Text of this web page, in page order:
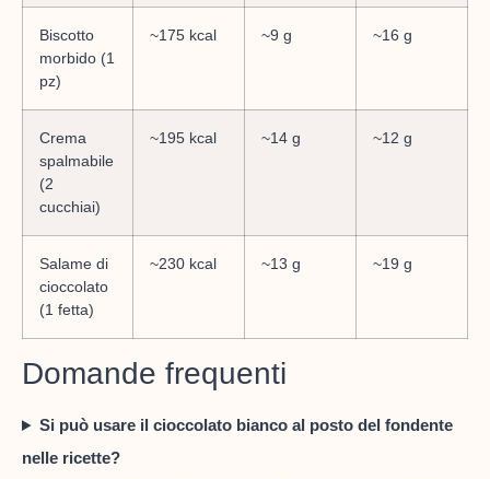
Biscotto
morbido (1
pz)
~175 kcal ~9 g ~16 g
Crema
spalmabile
(2
cucchiai)
~195 kcal ~14 g ~12 g
Salame di
cioccolato
(1 fetta)
~230 kcal ~13 g ~19 g
Domande frequenti
Si può usare il cioccolato bianco al posto del fondente
nelle ricette?